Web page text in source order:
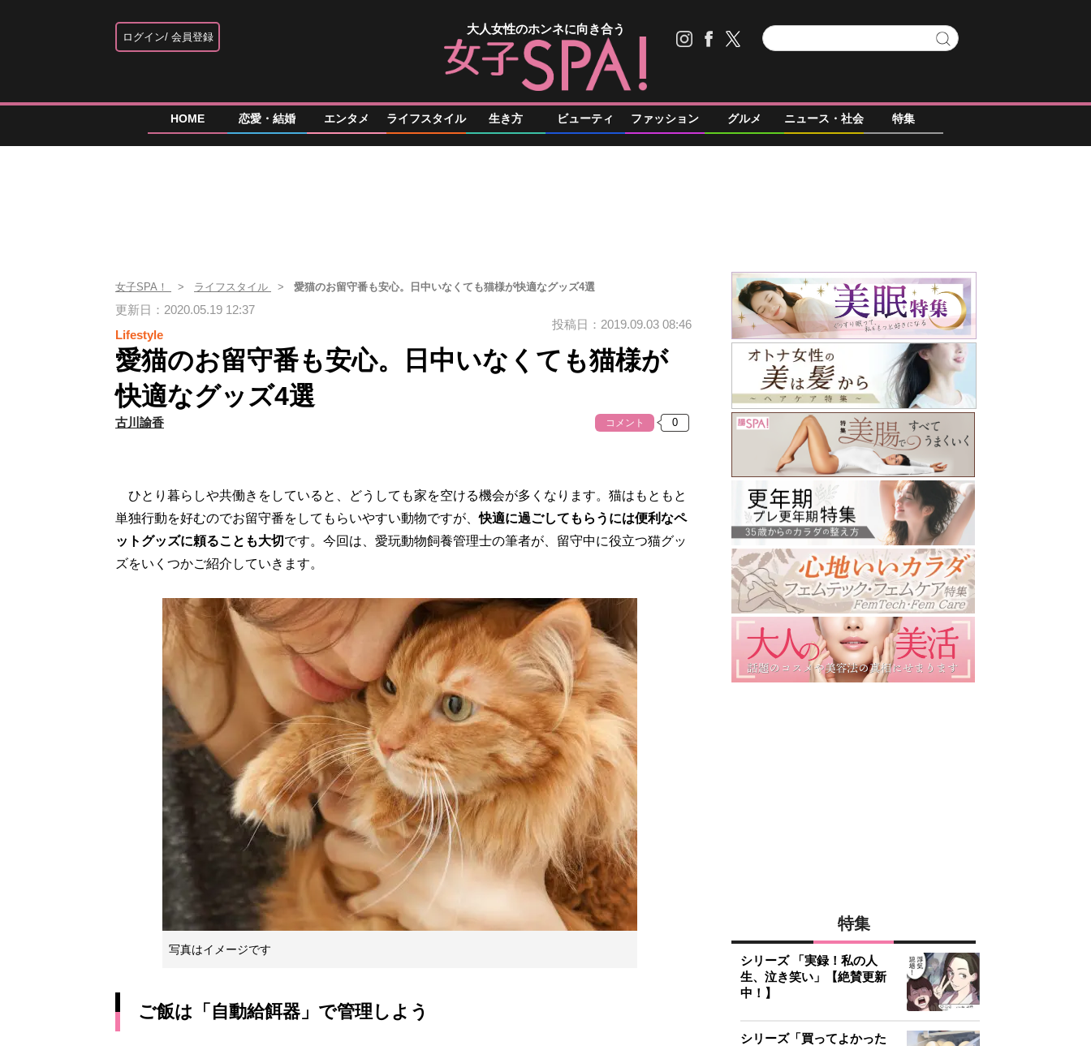
ログイン 会員登録
大人女性のホンネに向き合う
HOME 恋愛・結婚 エンタメ ライフスタイル 生き方 ビューティ ファッション グルメ ニュース・社会 特集
女子SPA！ ライフスタイル 愛猫のお留守番も安心。日中いなくても猫様が快適なグッズ4選
更新日：2020.05.19 12:37
Lifestyle
投稿日：2019.09.03 08:46
愛猫のお留守番も安心。日中いなくても猫様が
快適なグッズ4選
古川諭香 コメント
ひとり暮らしや共働きをしていると、どうしても家を空ける機会が多くなります。猫はもともと
単独行動を好むのでお留守番をしてもらいやすい動物ですが、快適に過ごしてもらうには便利なペ
ットグッズに頼ることも大切です。今回は、愛玩動物飼養管理士の筆者が、留守中に役立つ猫グッ
ズをいくつかご紹介していきます。
写真はイメージです
ご飯は「自動給餌器」で管理しよう
特集
シリーズ 「実録！私の人
生、泣き笑い」【絶賛更新
中！】
シリーズ「買ってよかった